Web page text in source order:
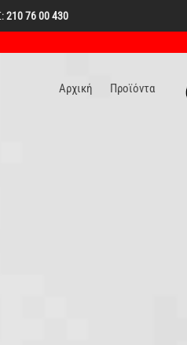
210 76 00 430
Αρχική Προϊόντα